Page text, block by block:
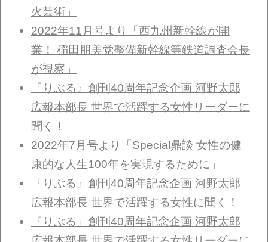
火芸術」
2022年11月号より「西九州新幹線が開
業！ 稲田朋美党整備新幹線等鉄道調査会長
が視察」
『りぶる』創刊40周年記念企画 河野太郎
広報本部長 世界で活躍する女性リーダーに
聞く！
2022年7月号より「Special鼎談 女性の健
康的な人生100年を実現するために」
『りぶる』創刊40周年記念企画 河野太郎
広報本部長 世界で活躍する女性に聞く！
『りぶる』創刊40周年記念企画 河野太郎